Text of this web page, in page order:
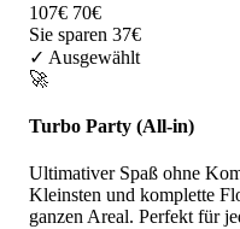
107€ 70€
Sie sparen 37€
✓ Ausgewählt
🚀
Turbo Party (All-in)
Ultimativer Spaß ohne
Kleinsten und komplette
ganzen Areal. Perfekt für